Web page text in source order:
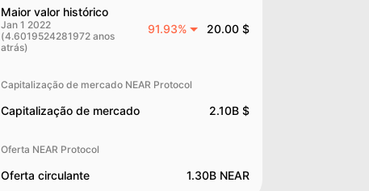
Maior valor histórico
Jan 1 2022
(4.6019524281972 anos
atrás)
91.93% 20.00 $
Capitalização de mercado NEAR Protocol
Capitalização de mercado 2.10B $
Oferta NEAR Protocol
Oferta circulante 1.30B NEAR